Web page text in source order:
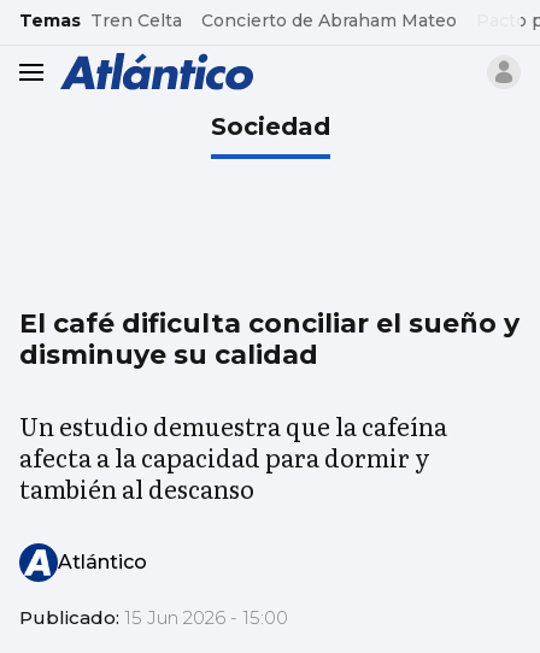
common.go-to-content
Temas Tren Celta Concierto de Abraham Mateo Pacto
header.menu.open
Sociedad
El café dificulta conciliar el sueño y
disminuye su calidad
Un estudio demuestra que la cafeína
afecta a la capacidad para dormir y
también al descanso
Atlántico
Publicado: 15 Jun 2026 - 15:00